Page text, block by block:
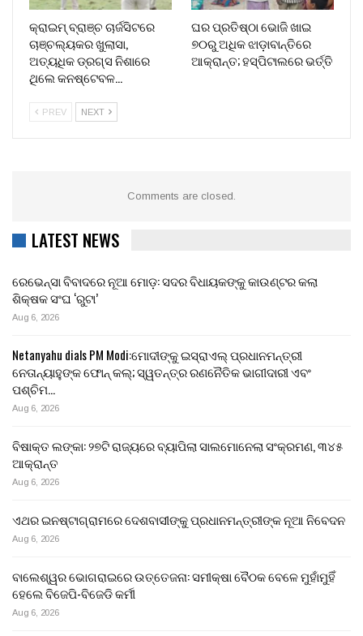
କ୍ରାଇମ୍ ବ୍ରାଞ୍ଚ ଚାର୍ଜସିଟରେ
ଚାଞ୍ଚଲ୍ୟକର ଖୁଲାସା,
ଅତ୍ୟଧିକ ଡ୍ରଗ୍ସ ନିଶାରେ
ଥିଲେ କନଷ୍ଟେବଳ…
ଘର ପ୍ରତିଷ୍ଠା ଭୋଜି ଖାଇ
୭୦ରୁ ଅଧିକ ଝାଡ଼ାବାନ୍ତିରେ
ଆକ୍ରାନ୍ତ; ହସ୍ପିଟାଲରେ ଭର୍ତ୍ତି
PREV NEXT
Comments are closed.
LATEST NEWS
ରେଭେନ୍ସା ବିବାଦରେ ନୂଆ ମୋଡ଼: ସଦର ବିଧାୟକଙ୍କୁ କାଉଣ୍ଟର କଲା
ଶିକ୍ଷକ ସଂଘ ‘ରୁଟା’
Aug 6, 2026
Netanyahu dials PM Modi:ମୋଦୀଙ୍କୁ ଇସ୍ରାଏଲ୍ ପ୍ରଧାନମନ୍ତ୍ରୀ
ନେତାନ୍ୟାହୁଙ୍କ ଫୋନ୍ କଲ୍; ସ୍ୱତନ୍ତ୍ର ରଣନୈତିକ ଭାଗୀଦାରୀ ଏବଂ
ପଶ୍ଚିମ…
Aug 6, 2026
ବିଷାକ୍ତ ଲଙ୍କା: ୨୭ଟି ରାଜ୍ୟରେ ବ୍ୟାପିଲା ସାଲମୋନେଲା ସଂକ୍ରମଣ, ୩୪୫
ଆକ୍ରାନ୍ତ
Aug 6, 2026
ଏଥର ଇନଷ୍ଟାଗ୍ରାମରେ ଦେଶବାସୀଙ୍କୁ ପ୍ରଧାନମନ୍ତ୍ରୀଙ୍କ ନୂଆ ନିବେଦନ
Aug 6, 2026
ବାଲେଶ୍ୱର ଭୋଗରାଇରେ ଉତ୍ତେଜନା: ସମୀକ୍ଷା ବୈଠକ ବେଳେ ମୁହାଁମୁହିଁ
ହେଲେ ବିଜେପି-ବିଜେଡି କର୍ମୀ
Aug 6, 2026